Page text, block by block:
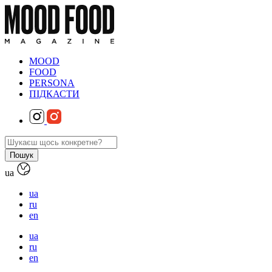
MOOD
FOOD
PERSONA
ПІДКАСТИ
ua
ua
ru
en
ua
ru
en